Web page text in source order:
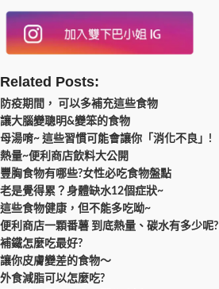
Related Posts:
防疫期間， 可以多補充這些食物
讓大腦變聰明&變笨的食物
母湯唷~ 這些習慣可能會讓你「消化不良」!
熱量~便利商店飲料大公開
豐胸食物有哪些?女性必吃食物盤點
老是覺得累？身體缺水12個症狀~
這些食物健康，但不能多吃呦~
便利商店一顆番薯 到底熱量、碳水有多少呢?
補鐵怎麼吃最好?
讓你皮膚變差的食物～
外食減脂可以怎麼吃?